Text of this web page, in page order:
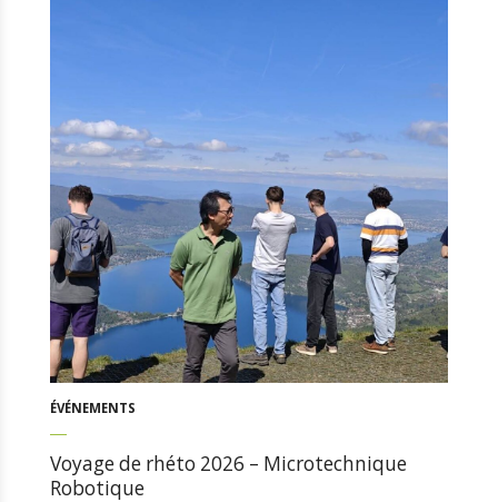
ÉVÉNEMENTS
Voyage de rhéto 2026 – Microtechnique
Robotique